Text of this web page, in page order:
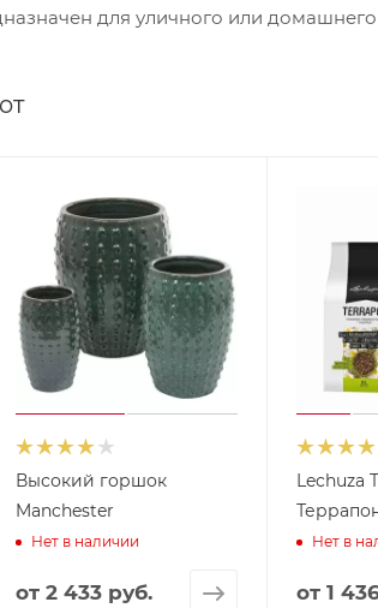
для уличного или
Высокий горшок
Manchester
Нет в наличии
от 2 433 руб.
Lechuza
Нет в
от1